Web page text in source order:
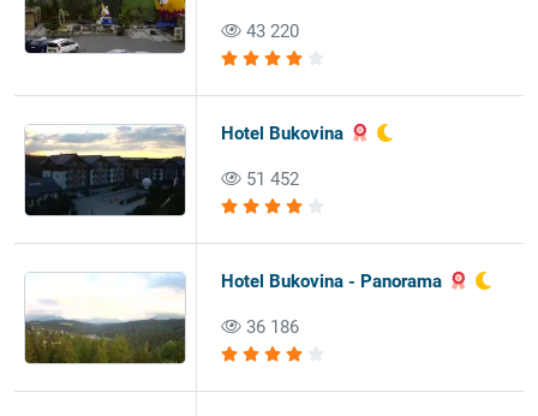
43 220
Hotel Bukovina
51 452
Hotel Bukovina - Panorama
36 186